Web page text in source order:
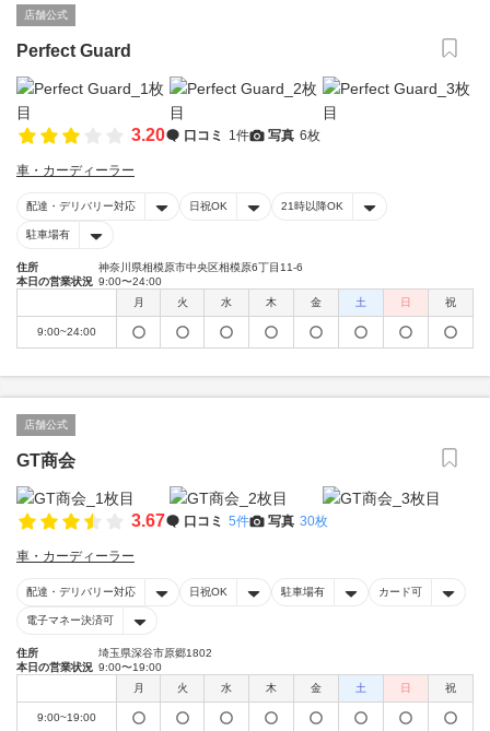
店舗公式
Perfect Guard
3.20 口コミ 1件 写真 6枚
車・カーディーラー
配達・デリバリー対応 日祝OK 21時以降OK
駐車場有
住所
神奈川県相模原市中央区相模原6丁目11-6
本日の営業状況 9:00〜24:00
月
火 水 木 金 土 日 祝
9:00~24:00
店舗公式
GT商会
3.67 口コミ 5件 写真 30枚
車・カーディーラー
配達・デリバリー対応 日祝OK 駐車場有 カード可
電子マネー決済可
住所
埼玉県深谷市原郷1802
本日の営業状況 9:00〜19:00
月
火 水 木 金 土 日 祝
9:00~19:00